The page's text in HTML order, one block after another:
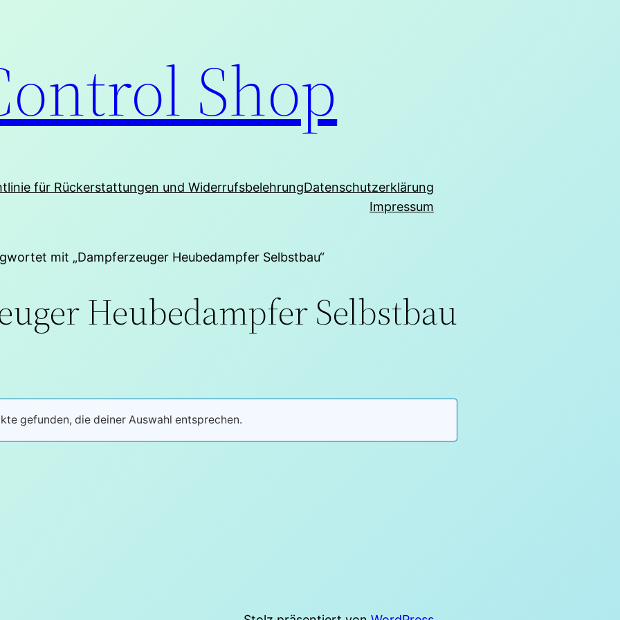
Shop
für Rückerstattungen und WiderrufsbelehrungDatenschutzerklärung
Impressum
mit „Dampferzeuger Heubedampfer Selbstbau“
Heubedampfer Selbstbau
gefunden, die deiner Auswahl entsprechen.